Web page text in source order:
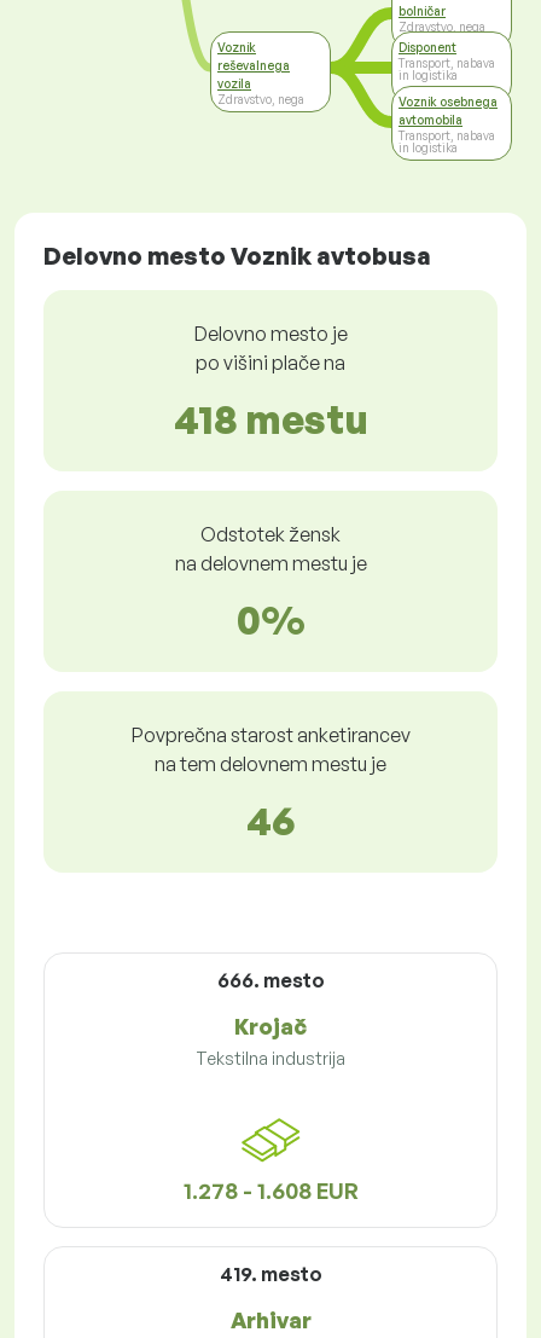
Voznik
reševalnega
vozila
Zdravstvo, nega
bolničar
Zdravstvo, nega
Disponent
Transport, nabava
in logistika
Voznik osebnega
avtomobila
Transport, nabava
in logistika
Delovno mesto Voznik avtobusa
Delovno mesto je
po višini plače na
418 mestu
Odstotek žensk
na delovnem mestu je
0%
Povprečna starost anketirancev
na tem delovnem mestu je
46
666. mesto
Krojač
Tekstilna industrija
1.278 - 1.608 EUR
419. mesto
Arhivar